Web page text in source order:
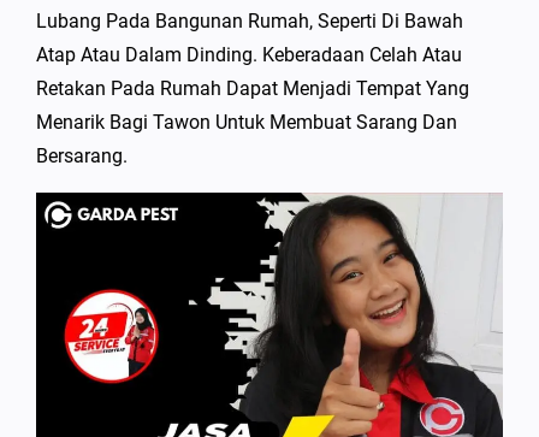
Lubang Pada Bangunan Rumah, Seperti Di Bawah
Atap Atau Dalam Dinding. Keberadaan Celah Atau
Retakan Pada Rumah Dapat Menjadi Tempat Yang
Menarik Bagi Tawon Untuk Membuat Sarang Dan
Bersarang.